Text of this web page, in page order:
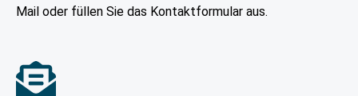
Mail oder füllen Sie das Kontaktformular aus.